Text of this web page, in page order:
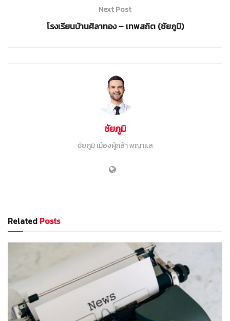
Next Post
โรงเรียนบ้านศิลาทอง – เทพสถิต (ชัยภูมิ)
ชัยภูมิ
ชัยภูมิ เมืองผู้กล้า พญาแล
Related Posts